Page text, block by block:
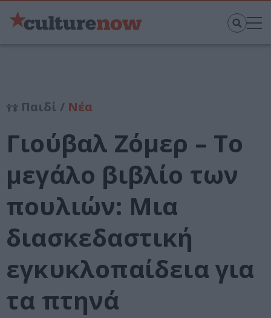
Παιδί / Νέα
Γιούβαλ Ζόμερ – Το
μεγάλο βιβλίο των
πουλιών: Μια
διασκεδαστική
εγκυκλοπαίδεια για
τα πτηνά